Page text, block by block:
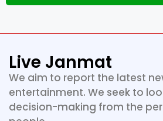
Live Janmat
We aim to report the latest
entertainment. We seek to
decision-making from the